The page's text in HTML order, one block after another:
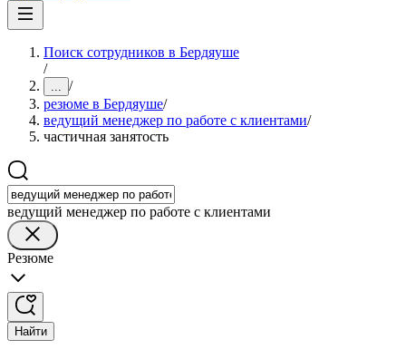
Поиск сотрудников в Бердяуше
/
... /
резюме в Бердяуше/
ведущий менеджер по работе с клиентами/
частичная занятость
ведущий менеджер по работе с клиентами
Резюме
Найти